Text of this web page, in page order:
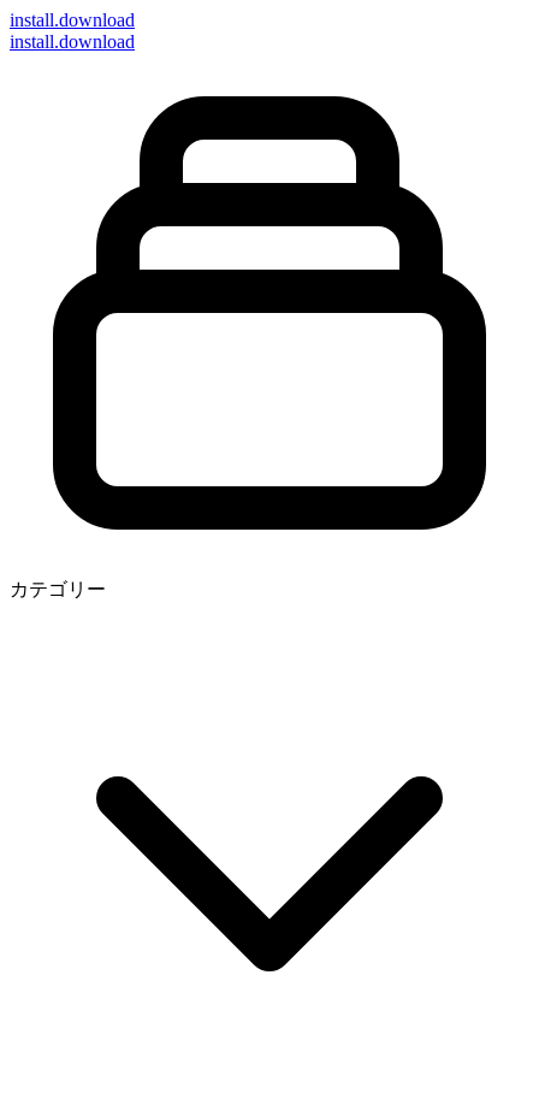
install.download
install.download
カテゴリー